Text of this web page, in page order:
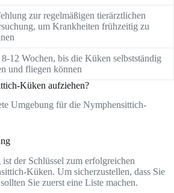
zur regelmäßigen tierärztlichen
um Krankheiten frühzeitig zu
12 Wochen, bis die Küken selbstständig
und fliegen können
Küken aufziehen?
Umgebung für die Nymphensittich-
der Schlüssel zum erfolgreichen
Küken. Um sicherzustellen, dass Sie
Sie zuerst eine Liste machen.